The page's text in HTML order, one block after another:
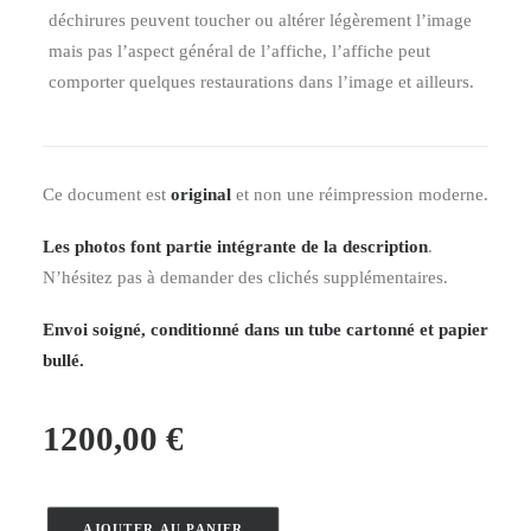
déchirures peuvent toucher ou altérer légèrement l’image
mais pas l’aspect général de l’affiche, l’affiche peut
comporter quelques restaurations dans l’image et ailleurs.
Ce document est original et non une réimpression moderne.
Les photos font partie intégrante de la description.
N’hésitez pas à demander des clichés supplémentaires.
Envoi soigné, conditionné dans un tube cartonné et papier
bullé.
1200,00 €